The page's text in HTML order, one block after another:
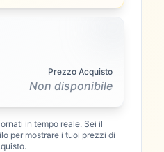
Prezzo Acquisto
Non disponibile
in tempo reale. Sei il
per mostrare i tuoi prezzi di